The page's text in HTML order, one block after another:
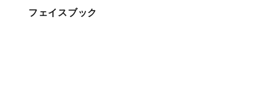
フェイスブック